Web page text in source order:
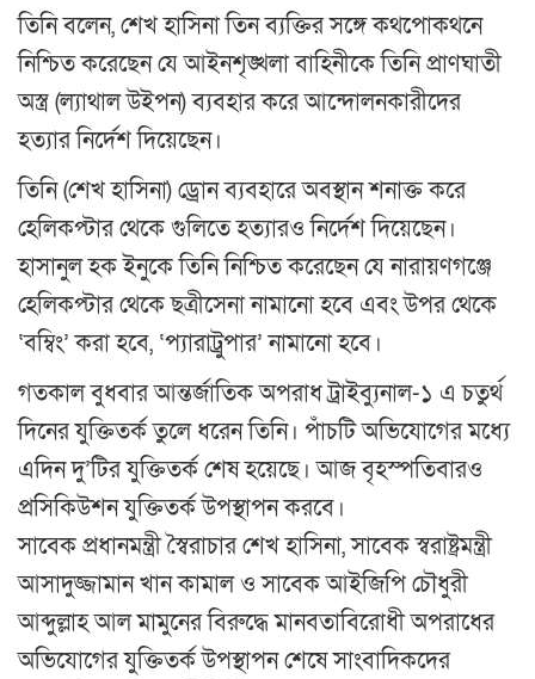
তিনি বলেন, শেখ হাসিনা তিন ব্যক্তির সঙ্গে কথপোকথনে
নিশ্চিত করেছেন যে আইনশৃঙ্খলা বাহিনীকে তিনি প্রাণঘাতী
অস্ত্র (ল্যাথাল উইপন) ব্যবহার করে আন্দোলনকারীদের
হত্যার নির্দেশ দিয়েছেন।
তিনি (শেখ হাসিনা) ড্রোন ব্যবহারে অবস্থান শনাক্ত করে
হেলিকপ্টার থেকে গুলিতে হত্যারও নির্দেশ দিয়েছেন।
হাসানুল হক ইনুকে তিনি নিশ্চিত করেছেন যে নারায়ণগঞ্জে
হেলিকপ্টার থেকে ছত্রীসেনা নামানো হবে এবং উপর থেকে
‘বম্বিং’ করা হবে, ‘প্যারাট্রুপার’ নামানো হবে।
গতকাল বুধবার আন্তর্জাতিক অপরাধ ট্রাইব্যুনাল-১ এ চতুর্থ
দিনের যুক্তিতর্ক তুলে ধরেন তিনি। পাঁচটি অভিযোগের মধ্যে
এদিন দু’টির যুক্তিতর্ক শেষ হয়েছে। আজ বৃহস্পতিবারও
প্রসিকিউশন যুক্তিতর্ক উপস্থাপন করবে।
সাবেক প্রধানমন্ত্রী স্বৈরাচার শেখ হাসিনা, সাবেক স্বরাষ্ট্রমন্ত্রী
আসাদুজ্জামান খান কামাল ও সাবেক আইজিপি চৌধুরী
আব্দুল্লাহ আল মামুনের বিরুদ্ধে মানবতাবিরোধী অপরাধের
অভিযোগের যুক্তিতর্ক উপস্থাপন শেষে সাংবাদিকদের